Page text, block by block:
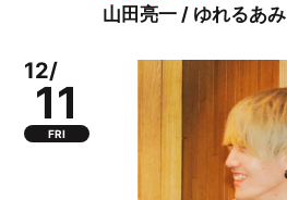
山田亮一 / ゆれるあみ
12/
11
FRI